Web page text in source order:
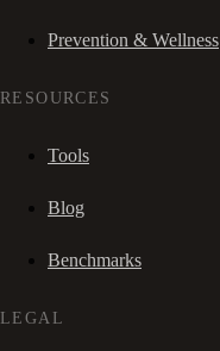
Prevention & Wellness
RESOURCES
Tools
Blog
Benchmarks
LEGAL